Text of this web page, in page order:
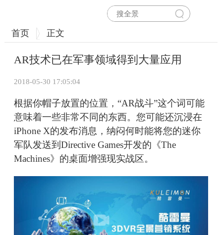
首页 正文
AR技术已在军事领域得到大量应用
2018-05-30 17:05:04
根据你帽子放置的位置，“AR战斗”这个词可能
意味着一些非常不同的东西。您可能还沉浸在
iPhone X的发布消息，纳闷何时能将您的迷你
军队发送到Directive Games开发的《The
Machines》的桌面增强现实战区。